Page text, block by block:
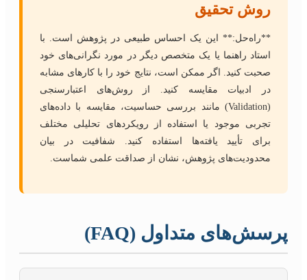
روش تحقیق
**راه‌حل:** این یک احساس طبیعی در پژوهش است. با
استاد راهنما یا یک متخصص دیگر در مورد نگرانی‌های خود
صحبت کنید. اگر ممکن است، نتایج خود را با کارهای مشابه
در ادبیات مقایسه کنید. از روش‌های اعتبارسنجی
(Validation) مانند بررسی حساسیت، مقایسه با داده‌های
تجربی موجود یا استفاده از رویکردهای تحلیلی مختلف
برای تأیید یافته‌ها استفاده کنید. شفافیت در بیان
محدودیت‌های پژوهش، نشان از صداقت علمی شماست.
پرسش‌های متداول (FAQ)